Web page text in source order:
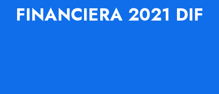
FINANCIERA 2021 DIF